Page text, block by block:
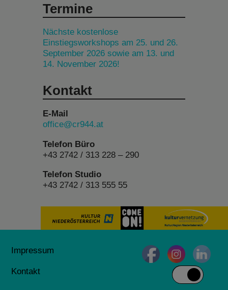
Termine
Nächste kostenlose
Einstiegsworkshops am 25. und 26.
September 2026 sowie am 13. und
14. November 2026!
Kontakt
E-Mail
office@cr944.at
Telefon Büro
+43 2742 / 313 228 – 290
Telefon Studio
+43 2742 / 313 555 55
Impressum
Kontakt